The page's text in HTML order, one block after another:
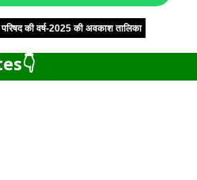
परिषद की वर्ष-2025 की अवकाश तालिका